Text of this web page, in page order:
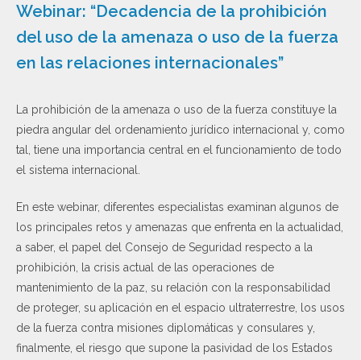
Webinar: “Decadencia de la prohibición
del uso de la amenaza o uso de la fuerza
en las relaciones internacionales”
La prohibición de la amenaza o uso de la fuerza constituye la
piedra angular del ordenamiento jurídico internacional y, como
tal, tiene una importancia central en el funcionamiento de todo
el sistema internacional.
En este webinar, diferentes especialistas examinan algunos de
los principales retos y amenazas que enfrenta en la actualidad,
a saber, el papel del Consejo de Seguridad respecto a la
prohibición, la crisis actual de las operaciones de
mantenimiento de la paz, su relación con la responsabilidad
de proteger, su aplicación en el espacio ultraterrestre, los usos
de la fuerza contra misiones diplomáticas y consulares y,
finalmente, el riesgo que supone la pasividad de los Estados